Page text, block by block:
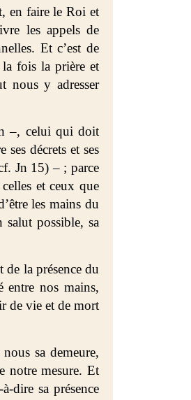
en faire le Roi et
les appels de
Et c’est de
fois la prière et
nous y adresser
–, celui qui doit
décrets et ses
Jn 15) – ; parce
et ceux que
les mains du
salut possible, sa
de la présence du
entre nos mains,
de vie et de mort
sa demeure,
notre mesure. Et
dire sa présence